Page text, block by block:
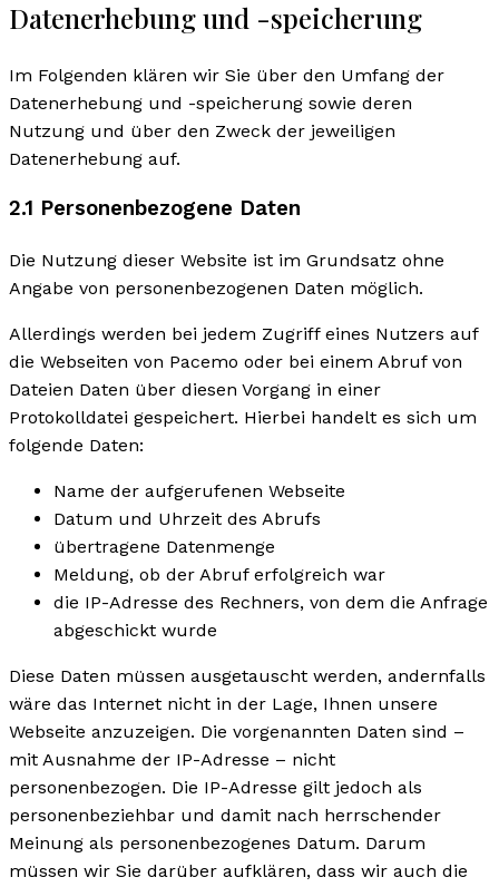
Datenerhebung und -speicherung
Im Folgenden klären wir Sie über den Umfang der
Datenerhebung und -speicherung sowie deren
Nutzung und über den Zweck der jeweiligen
Datenerhebung auf.
2.1 Personenbezogene Daten
Die Nutzung dieser Website ist im Grundsatz ohne
Angabe von personenbezogenen Daten möglich.
Allerdings werden bei jedem Zugriff eines Nutzers auf
die Webseiten von Pacemo oder bei einem Abruf von
Dateien Daten über diesen Vorgang in einer
Protokolldatei gespeichert. Hierbei handelt es sich um
folgende Daten:
Name der aufgerufenen Webseite
Datum und Uhrzeit des Abrufs
übertragene Datenmenge
Meldung, ob der Abruf erfolgreich war
die IP-Adresse des Rechners, von dem die Anfrage
abgeschickt wurde
Diese Daten müssen ausgetauscht werden, andernfalls
wäre das Internet nicht in der Lage, Ihnen unsere
Webseite anzuzeigen. Die vorgenannten Daten sind –
mit Ausnahme der IP-Adresse – nicht
personenbezogen. Die IP-Adresse gilt jedoch als
personenbeziehbar und damit nach herrschender
Meinung als personenbezogenes Datum. Darum
müssen wir Sie darüber aufklären, dass wir auch die